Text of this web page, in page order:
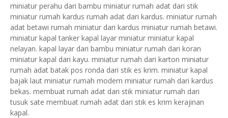
miniatur perahu dari bambu miniatur rumah adat dari stik
miniatur rumah kardus rumah adat dari kardus. miniatur rumah
adat betawi rumah miniatur dari kardus miniatur rumah betawi.
miniatur kapal tanker kapal layar miniatur miniatur kapal
nelayan. kapal layar dari bambu miniatur rumah dari koran
miniatur kapal dari kayu. miniatur rumah dari karton miniatur
rumah adat batak pos ronda dari stik es krim. miniatur kapal
bajak laut miniatur rumah modern miniatur rumah dari kardus
bekas. membuat rumah adat dari stik miniatur rumah dari
tusuk sate membuat rumah adat dari stik es krim kerajinan
kapal.